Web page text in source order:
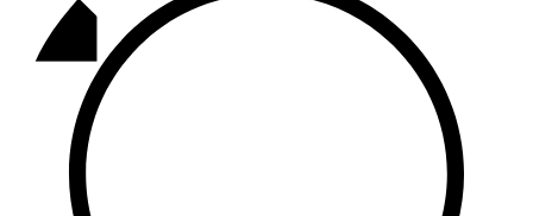
Базарлы матак
107,1 FM
Балык бистәсе
104,9 FM